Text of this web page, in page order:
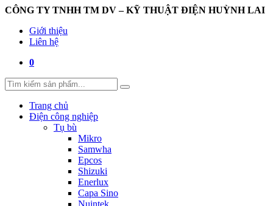
CÔNG TY TNHH TM DV – KỸ THUẬT ĐIỆN HUỲNH LAI
Giới thiệu
Liên hệ
0
Trang chủ
Điện công nghiệp
Tụ bù
Mikro
Samwha
Epcos
Shizuki
Enerlux
Capa Sino
Nuintek